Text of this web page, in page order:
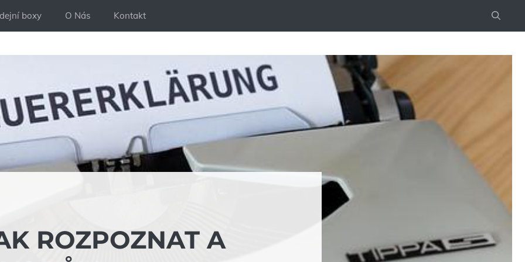
boxy O Nás Kontakt
ROZPOZNAT A